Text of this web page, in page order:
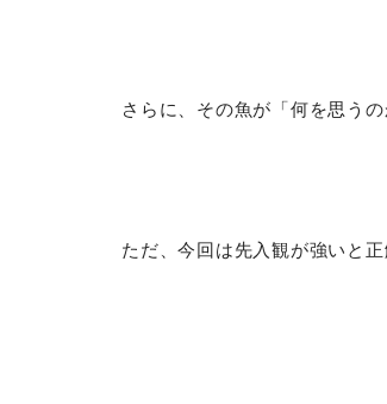
さらに、その魚が「何を思う
ただ、今回は先入観が強いと